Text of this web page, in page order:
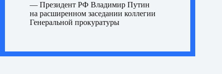
— Президент РФ Владимир Путин
на расширенном заседании коллегии
Генеральной прокуратуры